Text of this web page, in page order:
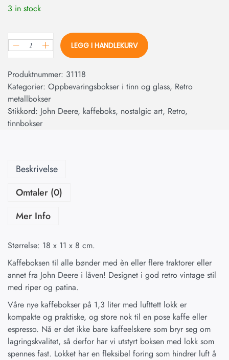
3 in stock
LEGG I HANDLEKURV
Produktnummer: 31118
Kategorier: Oppbevaringsbokser i tinn og glass, Retro
metallbokser
Stikkord: John Deere, kaffeboks, nostalgic art, Retro,
tinnbokser
Beskrivelse
Omtaler (0)
Mer Info
Størrelse: 18 x 11 x 8 cm.
Kaffeboksen til alle bønder med èn eller flere traktorer eller
annet fra John Deere i låven! Designet i god retro vintage stil
med riper og patina.
Våre nye kaffebokser på 1,3 liter med lufttett lokk er
kompakte og praktiske, og store nok til en pose kaffe eller
espresso. Nå er det ikke bare kaffeelskere som bryr seg om
lagringskvalitet, så derfor har vi utstyrt boksen med lokk som
spennes fast. Lokket har en fleksibel foring som hindrer luft å